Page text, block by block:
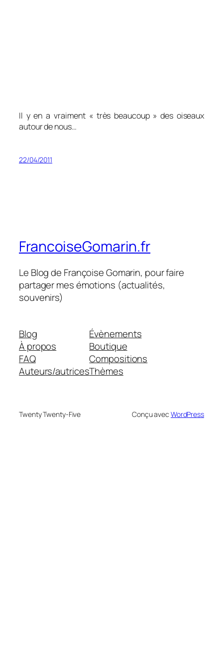
Il y en a vraiment « très beaucoup» des oiseaux
autour de nous…
22/04/2011
FrancoiseGomarin.fr
Le Blog de Françoise Gomarin, pour faire
partager mes émotions (actualités,
souvenirs)
Blog
À propos
FAQ
Auteurs/autrices
Évènements
Boutique
Compositions
Thèmes
Twenty Twenty-Five Conçu avec WordPress